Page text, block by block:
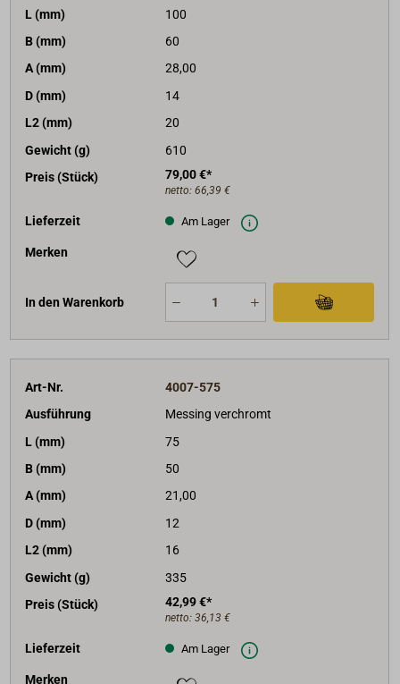
L (mm)
100
B (mm)
60
A (mm)
28,00
D (mm)
14
L2 (mm)
20
Gewicht (g)
610
Preis (Stück)
79,00 €*
netto: 66,39 €
Lieferzeit Am Lager
Merken
In den Warenkorb
Art-Nr.
4007-575
Ausführung
Messing verchromt
L (mm)
75
B (mm)
50
A (mm)
21,00
D (mm)
12
L2 (mm)
16
Gewicht (g)
335
Preis (Stück)
42,99 €*
netto: 36,13 €
Lieferzeit Am Lager
Merken